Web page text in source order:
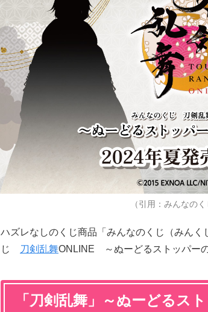
（引用：みんなのく
ハズレなしのくじ商品「みんなのくじ（みんく
じ
刀剣乱舞ONLINE ～ぬーどるストッパー
「刀剣乱舞」～ぬーどるス